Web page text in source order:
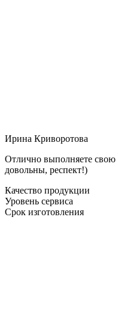
Ирина Криворотова
Отлично выполняете свою
довольны, респект!)
Качество продукции
Уровень сервиса
Срок изготовления